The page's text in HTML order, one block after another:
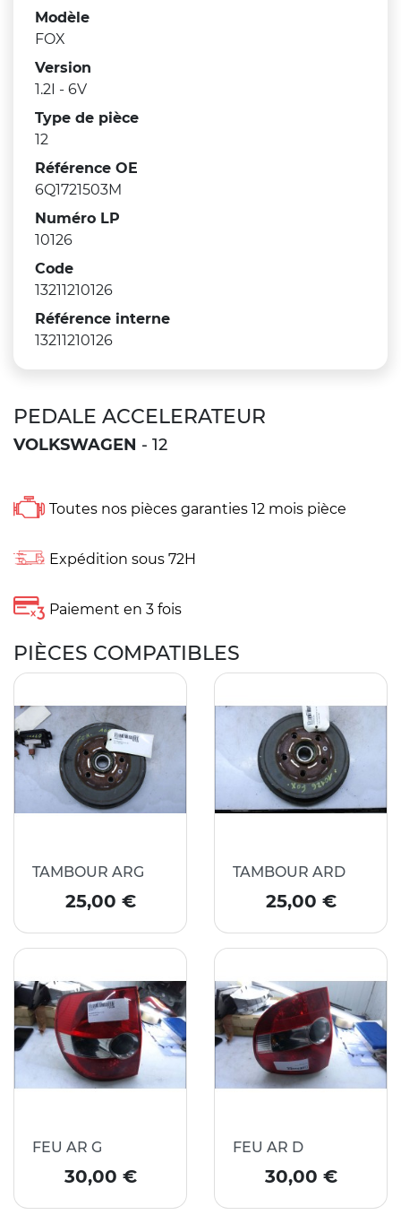
Modèle
FOX
Version
1.2I - 6V
Type de pièce
12
Référence OE
6Q1721503M
Numéro LP
10126
Code
13211210126
Référence interne
13211210126
PEDALE ACCELERATEUR
VOLKSWAGEN - 12
Toutes nos pièces garanties 12 mois pièce
Expédition sous 72H
Paiement en 3 fois
PIÈCES COMPATIBLES
TAMBOUR ARG
Prix
25,00 €
TAMBOUR ARD
Prix
25,00 €
FEU AR G
Prix
30,00 €
FEU AR D
Prix
30,00 €